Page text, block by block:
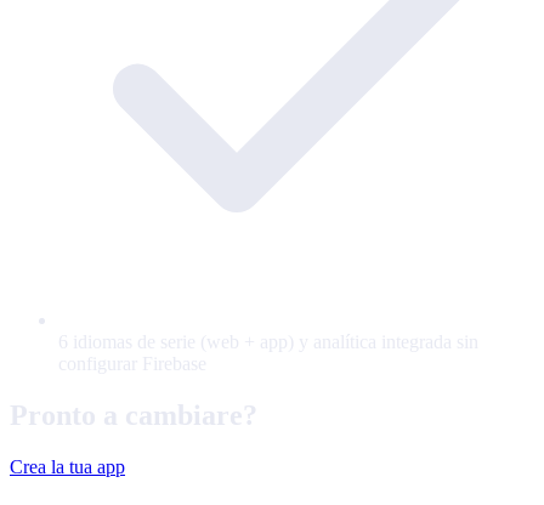
6 idiomas de serie (web + app) y analítica integrada sin
configurar Firebase
Pronto a cambiare?
Crea la tua app